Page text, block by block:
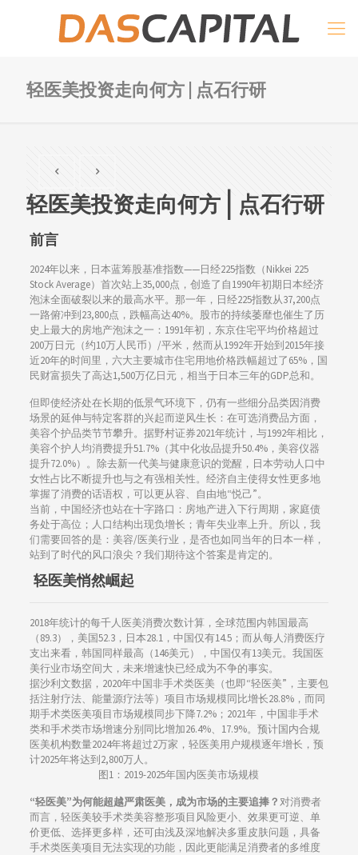
轻医美投资走向何方 | 点石行研
轻医美投资走向何方 | 点石行研
前言
2024年以来，日本蓝筹股基准指数——日经225指数（Nikkei 225
Stock Average）首次站上35,000点，创造了自1990年初期日本经济
泡沫全面破裂以来的最高水平。那一年，日经225指数从37,200点
一路俯冲到23,800点，跌幅高达40%。股市的持续萎靡也催生了历
史上最大的房地产泡沫之一：1991年初，东京住宅平均价格超过
200万日元（约10万人民币）/平米，然而从1992年开始到2015年接
近20年的时间里，六大主要城市住宅用地价格跌幅超过了65%，国
民财富损失了高达1,500万亿日元，相当于日本三年的GDP总和。
但即使经济处在长期的低景气环境下，仍有一些细分品类因消费
场景的延伸与特定客群的兴起而逆风生长：在可选消费品方面，
美容个护品类节节攀升。据野村证券2021年统计，与1992年相比，
美容个护人均消费提升51.7%（其中化妆品提升50.4%，美容仪器
提升72.0%）。除去新一代美与健康意识的觉醒，日本劳动人口中
女性占比不断提升也与之有强相关性。经济自主使得女性更多地
掌握了消费的话语权，可以更从容、自由地“悦己”。
当前，中国经济也站在十字路口：房地产进入下行周期，家庭债
务处于高位；人口结构出现负增长；青年失业率上升。所以，我
们需要回答的是：美容/医美行业，是否也如同当年的日本一样，
站到了时代的风口浪尖？我们期待这个答案是肯定的。
轻医美悄然崛起
2018年统计的每千人医美消费次数计算，全球范围内韩国最高
（89.3），美国52.3，日本28.1，中国仅有14.5；而从每人消费医疗
支出来看，韩国同样最高（146美元），中国仅有13美元。我国医
美行业市场空间大，未来增速快已经成为不争的事实。
据沙利文数据，2020年中国非手术类医美（也即“轻医美”，主要包
括注射疗法、能量源疗法等）项目市场规模同比增长28.8%，而同
期手术类医美项目市场规模同步下降7.2%；2021年，中国非手术
类和手术类市场增速分别同比增加26.4%、17.9%。预计国内合规
医美机构数量2024年将超过2万家，轻医美用户规模逐年增长，预
计2025年将达到2,800万人。
图1：2019-2025年国内医美市场规模
“轻医美”为何能超越严肃医美，成为市场的主要追捧？对消费者
而言，轻医美较手术类美容整形项目风险更小、效果更可逆、单
价更低、选择更多样，还可由浅及深地解决多重皮肤问题，具备
手术类医美项目无法实现的功能，因此更能满足消费者的多维度